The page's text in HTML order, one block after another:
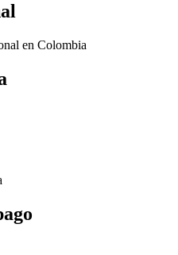
en Colombia